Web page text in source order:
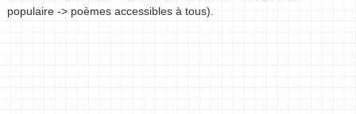
populaire -> poèmes accessibles à tous).